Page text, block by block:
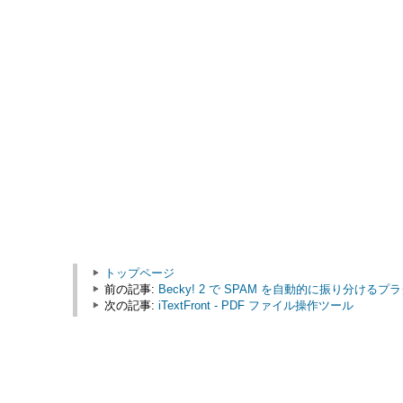
トップページ
前の記事: Becky! 2 で SPAM を自動的に振り分けるプ
次の記事: iTextFront - PDF ファイル操作ツール